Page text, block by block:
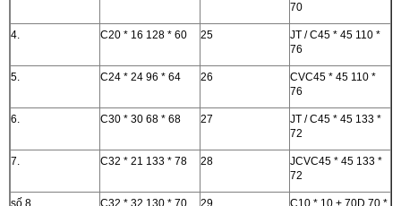
70
4. C20 * 16 128 * 60 25
JT / C45 * 45 110 *
76
5. C24 * 24 96 * 64 26
CVC45 * 45 110 *
76
6. C30 * 30 68 * 68 27
JT / C45 * 45 133 *
72
7. C32 * 21 133 * 78 28
JCVC45 * 45 133 *
72
số 8. C32 * 32 130 * 70 29 C10 * 10 + 70D 70 *